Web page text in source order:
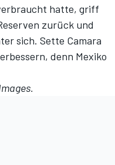
hatte, griff
zurück und
sich. Sette Camara
denn Mexiko
.